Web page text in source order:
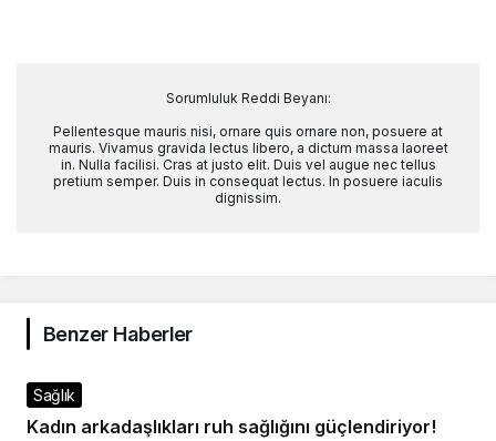
Sorumluluk Reddi Beyanı:
Pellentesque mauris nisi, ornare quis ornare non, posuere at
mauris. Vivamus gravida lectus libero, a dictum massa laoreet
in. Nulla facilisi. Cras at justo elit. Duis vel augue nec tellus
pretium semper. Duis in consequat lectus. In posuere iaculis
dignissim.
Benzer Haberler
Sağlık
Kadın arkadaşlıkları ruh sağlığını güçlendiriyor!